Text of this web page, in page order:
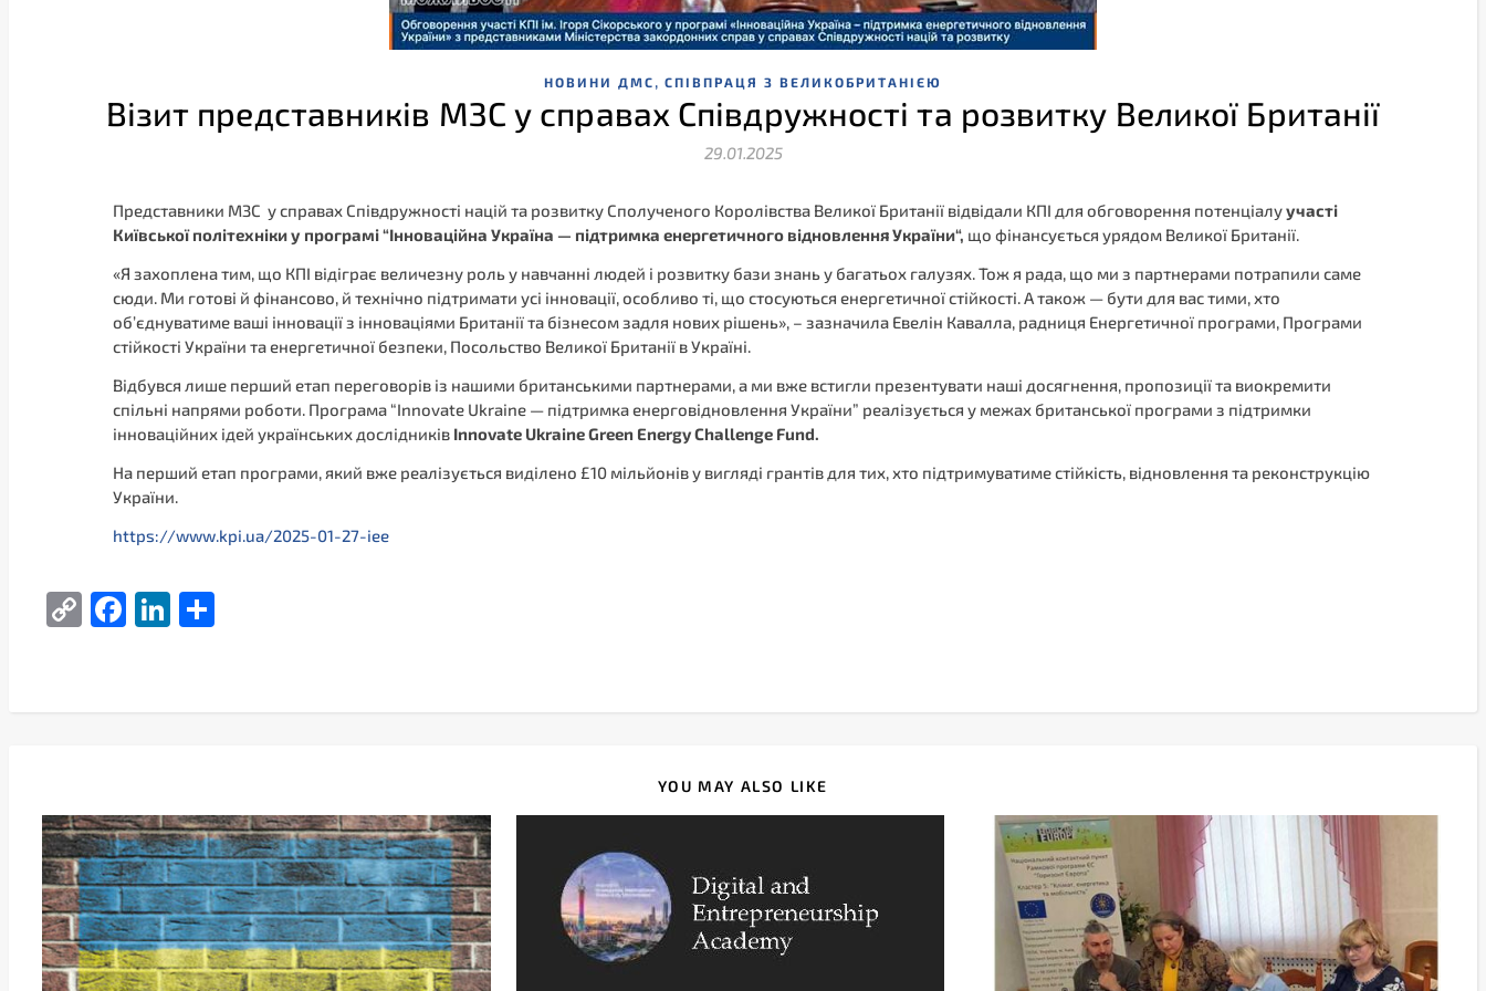
НОВИНИ ДМС , СПІВПРАЦЯ З ВЕЛИКОБРИТАНІЄЮ
Візит представників МЗС у справах Співдружності та розвитку Великої Британії
29.01.2025
Представники МЗС у справах Співдружності націй та розвитку Сполученого Королівства Великої Британії відвідали КПІ для обговорення потенціалуучасті
Київської політехніки у програмі“Інноваційна Україна — підтримка енергетичного відновлення України“, що фінансується урядом Великої Британії.
«Я захоплена тим, що КПІ відіграє величезну роль у навчанні людей і розвитку бази знань у багатьох галузях. Тож я рада, що ми з партнерами потрапили саме
сюди. Ми готові й фінансово, й технічно підтримати усі інновації, особливо ті, що стосуються енергетичної стійкості. А також — бути для вас тими, хто
обʼєднуватиме ваші інновації з інноваціями Британії та бізнесом задля нових рішень», – зазначила Евелін Кавалла, радниця Енергетичної програми, Програми
стійкості України та енергетичної безпеки, Посольство Великої Британії в Україні.
Відбувся лише перший етап переговорів із нашими британськими партнерами, а ми вже встигли презентувати наші досягнення, пропозиції та виокремити
спільні напрями роботи. Програма “Innovate Ukraine — підтримка енерговідновлення України” реалізується у межах британської програми з підтримки
інноваційних ідей українських дослідників Innovate Ukraine Green Energy Challenge Fund.
На перший етап програми, який вже реалізується виділено £10 мільйонів у вигляді грантів для тих, хто підтримуватиме стійкість, відновлення та реконструкцію
України.
https://www.kpi.ua/2025-01-27-iee
CopyFacebook
LinkedIn
YOU MAY ALSO LIKE